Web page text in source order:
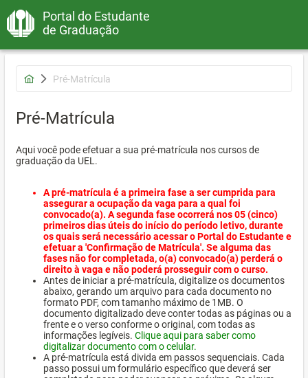
Portal do Estudante
de Graduação
Pré-Matrícula
Pré-Matrícula
Aqui você pode efetuar a sua pré-matrícula nos cursos de
graduação da UEL.
A pré-matrícula é a primeira fase a ser cumprida para
assegurar a ocupação da vaga para a qual foi
convocado(a). A segunda fase ocorrerá nos 05 (cinco)
primeiros dias úteis do início do período letivo, durante
os quais será necessário acessar o Portal do Estudante e
efetuar a 'Confirmação de Matrícula'. Se alguma das
fases não for completada, o(a) convocado(a) perderá o
direito à vaga e não poderá prosseguir com o curso.
Antes de iniciar a pré-matrícula, digitalize os documentos
abaixo, gerando um arquivo para cada documento no
formato PDF, com tamanho máximo de 1MB. O
documento digitalizado deve conter todas as páginas ou a
frente e o verso conforme o original, com todas as
informações legíveis. Clique aqui para saber como
digitalizar documento com o celular.
A pré-matrícula está divida em passos sequenciais. Cada
passo possui um formulário específico que deverá ser